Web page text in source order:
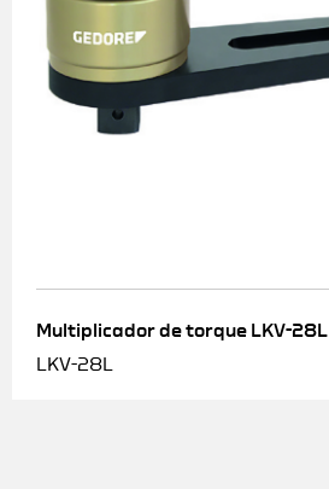
Multiplicador de torque LKV-28L
LKV-28L